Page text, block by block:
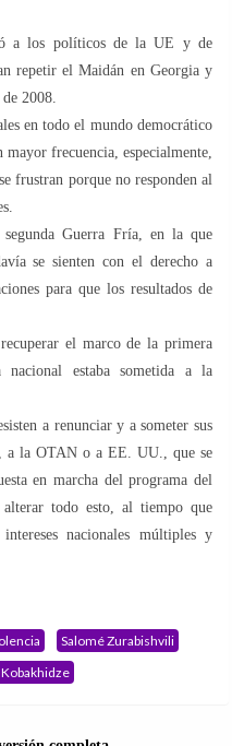
a los políticos de la UE y de
repetir el Maidán en Georgia y
2008.
en todo el mundo democrático
mayor frecuencia, especialmente,
frustran porque no responden al
Guerra Fría, en la que
se sienten con el derecho a
para que los resultados de
el marco de la primera
estaba sometida a la
a renunciar y a someter sus
a la OTAN o a EE. UU., que se
en marcha del programa del
todo esto, al tiempo que
nacionales múltiples y
Salomé Zurabishvili